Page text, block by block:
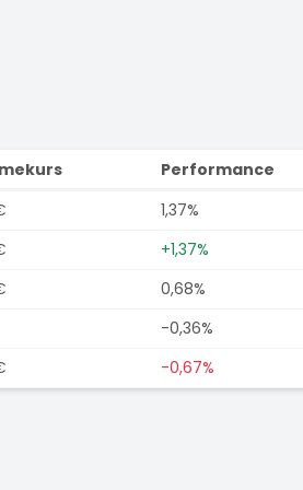
Performance
1,37%
+1,37%
0,68%
-0,36%
-0,67%